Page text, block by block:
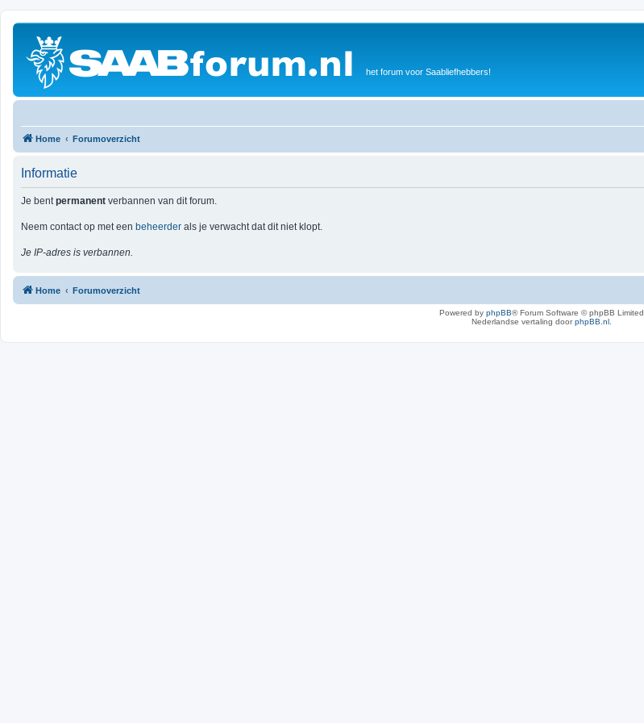
het forum voor Saabliefhebbers!
Home Forumoverzicht
Informatie
Je bentpermanent verbannen van dit forum.
Neem contact op met een beheerder als je verwacht dat dit niet klopt.
Je IP-adres is verbannen.
Home Forumoverzicht
Powered by phpBB® Forum Software © phpBB Limited
Nederlandse vertaling doorphpBB.nl